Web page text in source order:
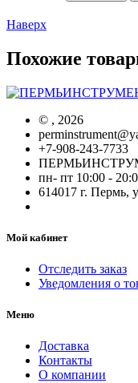
Наверх
Похожие
© , 2026
+7-908-243-7733
пн- пт 10:00 -
614017 г. Пермь,
Мой кабинет
Отследить заказ
Уведомления о
Меню
Доставка
Контакты
О компании